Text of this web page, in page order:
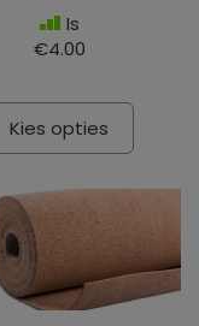
Is
€4.00
Kies opties